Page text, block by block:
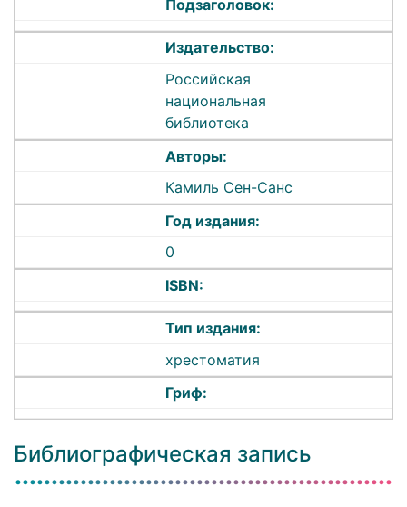
Подзаголовок:
Издательство:
Российская
национальная
библиотека
Авторы:
Камиль Сен-Санс
Год издания:
0
ISBN:
Тип издания:
хрестоматия
Гриф:
Библиографическая запись